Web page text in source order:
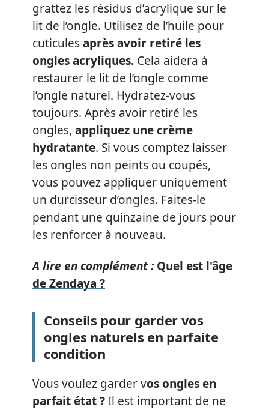
grattez les résidus d’acrylique sur le
lit de l’ongle. Utilisez de l’huile pour
cuticulesaprès avoir retiré les
ongles acryliques. Cela aidera à
restaurer le lit de l’ongle comme
l’ongle naturel. Hydratez-vous
toujours. Après avoir retiré les
ongles, appliquez une crème
hydratante. Si vous comptez laisser
les ongles non peints ou coupés,
vous pouvez appliquer uniquement
un durcisseur d’ongles. Faites-le
pendant une quinzaine de jours pour
les renforcer à nouveau.
A lire en complément : Quel est l'âge
de Zendaya ?
Conseils pour garder vos
ongles naturels en parfaite
condition
Vous voulez garder vos ongles en
parfait état ?Il est important de ne